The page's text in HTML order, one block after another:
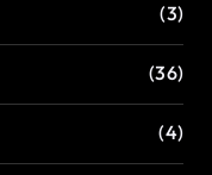
(3)
(36)
(4)